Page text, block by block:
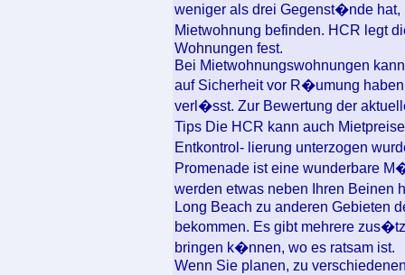
weniger als drei Gegenst�nde
Mietwohnung befinden. HCR legt
Wohnungen fest.
Bei Mietwohnungswohnungen
auf Sicherheit vor R�umung
verl�sst. Zur Bewertung der
Tips Die HCR kann auch
Entkontrol- lierung unterzogen
Promenade ist eine wunderbare
werden etwas neben Ihren
Long Beach zu anderen Gebieten
bekommen. Es gibt mehrere
bringen k�nnen, wo es ratsam ist.
Wenn Sie planen, zu